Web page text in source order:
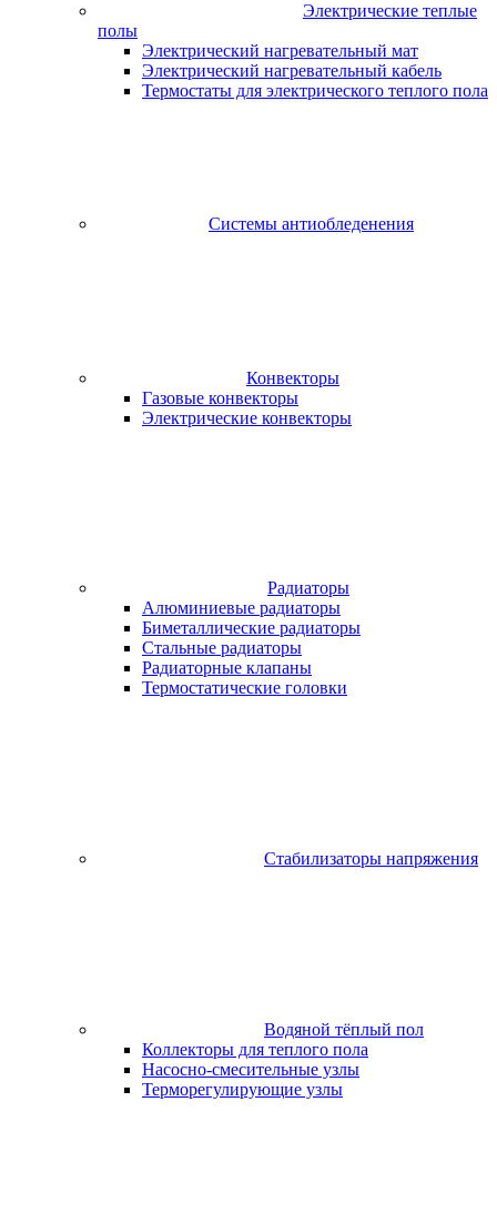
Электрические теплые
полы
Электрический нагревательный мат
Электрический нагревательный кабель
Термостаты для электрического теплого пола
Системы антиобледенения
Конвекторы
Газовые конвекторы
Электрические конвекторы
Радиаторы
Алюминиевые радиаторы
Биметаллические радиаторы
Стальные радиаторы
Радиаторные клапаны
Термостатические головки
Стабилизаторы напряжения
Водяной тёплый пол
Коллекторы для теплого пола
Насосно-смесительные узлы
Терморегулирующие узлы